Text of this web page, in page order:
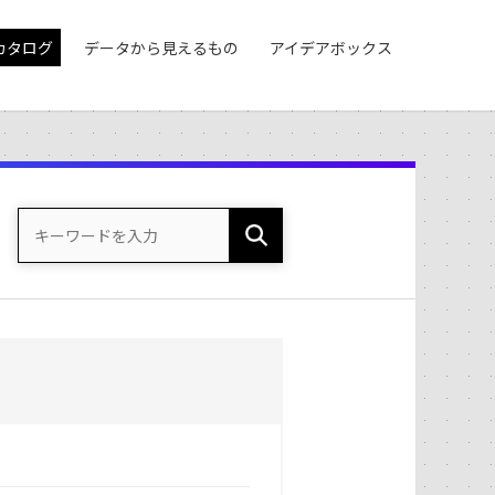
タログ データから見えるもの アイデアボックス